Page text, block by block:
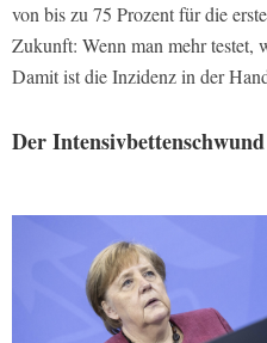
von bis zu 75 Prozent für die
Zukunft: Wenn man mehr testet,
Damit ist die Inzidenz in der
Der Intensivbettenschwund